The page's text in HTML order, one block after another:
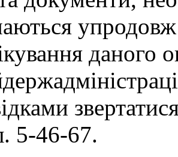
упродовж
даного
5-46-67.